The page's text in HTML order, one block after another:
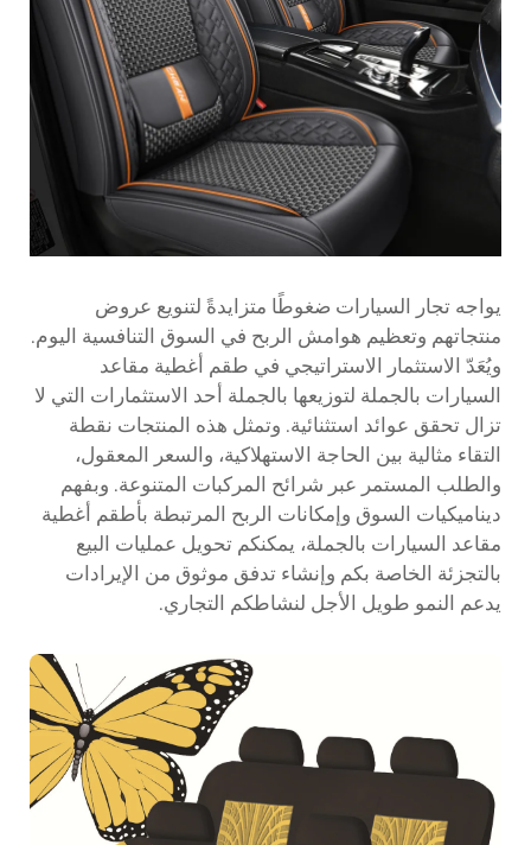
يواجه تجار السيارات ضغوطًا متزايدةً لتنويع عروض
منتجاتهم وتعظيم هوامش الربح في السوق التنافسية اليوم.
ويُعَدّ الاستثمار الاستراتيجي في طقم أغطية مقاعد
السيارات بالجملة لتوزيعها بالجملة أحد الاستثمارات التي لا
تزال تحقق عوائد استثنائية. وتمثل هذه المنتجات نقطة
التقاء مثالية بين الحاجة الاستهلاكية، والسعر المعقول،
والطلب المستمر عبر شرائح المركبات المتنوعة. وبفهم
ديناميكيات السوق وإمكانات الربح المرتبطة بأطقم أغطية
مقاعد السيارات بالجملة، يمكنكم تحويل عمليات البيع
بالتجزئة الخاصة بكم وإنشاء تدفق موثوق من الإيرادات
يدعم النمو طويل الأجل لنشاطكم التجاري.